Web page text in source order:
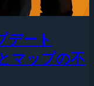
デート
マップの不